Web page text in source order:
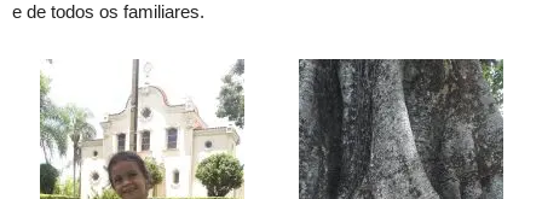
e de todos os familiares.